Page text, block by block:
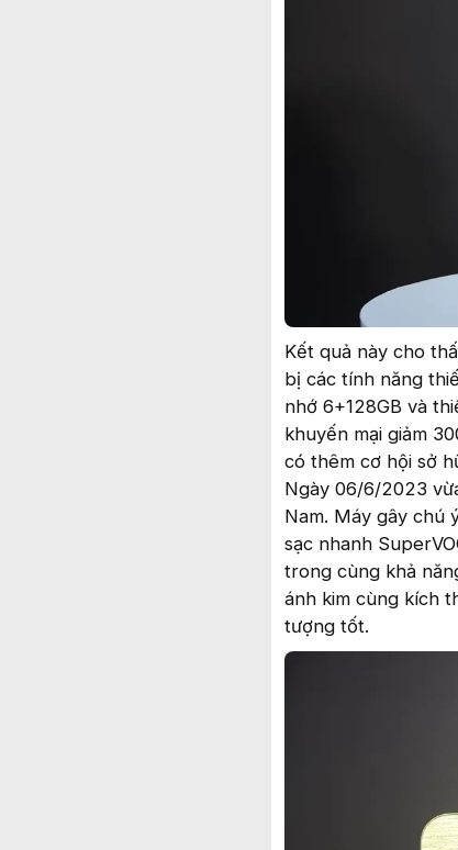
Kết quả này cho
bị các tính năng
nhớ 6+128GB và
khuyến mại giảm
có thêm cơ hội sở
Ngày 06/6/2023
Nam. Máy gây chú
sạc nhanh
trong cùng khả
ánh kim cùng kích
tượng tốt.